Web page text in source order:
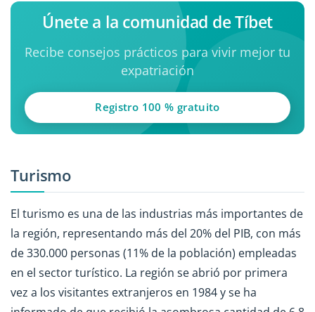
Únete a la comunidad de Tíbet
Recibe consejos prácticos para vivir mejor tu
expatriación
Registro 100 % gratuito
Turismo
El turismo es una de las industrias más importantes de
la región, representando más del 20% del PIB, con más
de 330.000 personas (11% de la población) empleadas
en el sector turístico. La región se abrió por primera
vez a los visitantes extranjeros en 1984 y se ha